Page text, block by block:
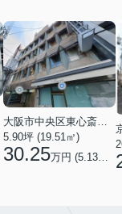
大阪市中央区東心斎橋２丁目
5.90坪 (19.51㎡)
30.25万円 (5.13万円/坪)